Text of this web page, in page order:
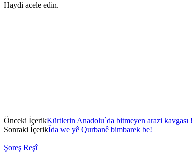
Haydi acele edin.
Önceki İçerikKürtlerin Anadolu`da bitmeyen arazi kavgası !
Sonraki İçerikÎda we yê Qurbanê bimbarek be!
Şoreş Reşî